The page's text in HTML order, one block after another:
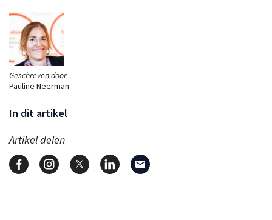
Geschreven door
Pauline Neerman
In dit artikel
Artikel delen